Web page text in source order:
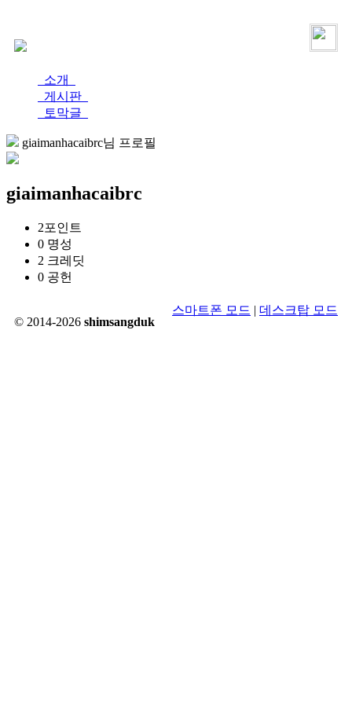
소개
게시판
토막글
giaimanhacaibrc님 프로필
giaimanhacaibrc
2포인트
0 명성
2 크레딧
0 공헌
© 2014-2026 shimsangduk
스마트폰 모드 | 데스크탑 모드